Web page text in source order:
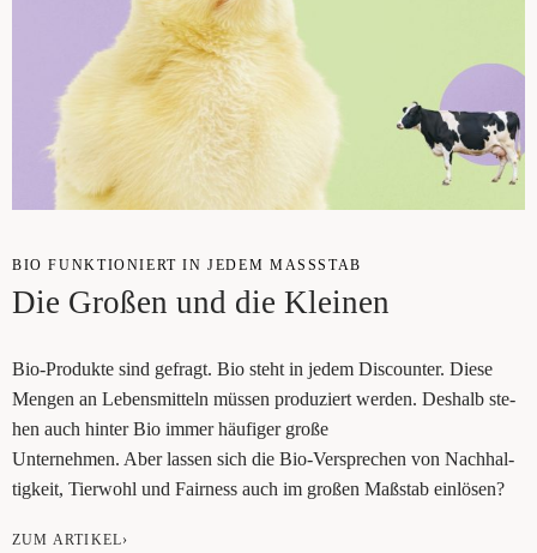
BIO FUNK­TIO­NIERT IN JEDEM MASS­STAB
Die Gro­ßen und die Kleinen
Bio-Pro­duk­te sind gefragt. Bio steht in jedem Dis­coun­ter. Die­se
Men­gen an Lebens­mit­teln müs­sen pro­du­ziert wer­den. Des­halb ste­
hen auch hin­ter Bio immer häu­fi­ger große
Unter­neh­men. Aber las­sen sich die Bio-Ver­spre­chen von Nach­hal­
tig­keit, Tier­wohl und Fair­ness auch im gro­ßen Maß­stab einlösen?
ZUM ARTIKEL›